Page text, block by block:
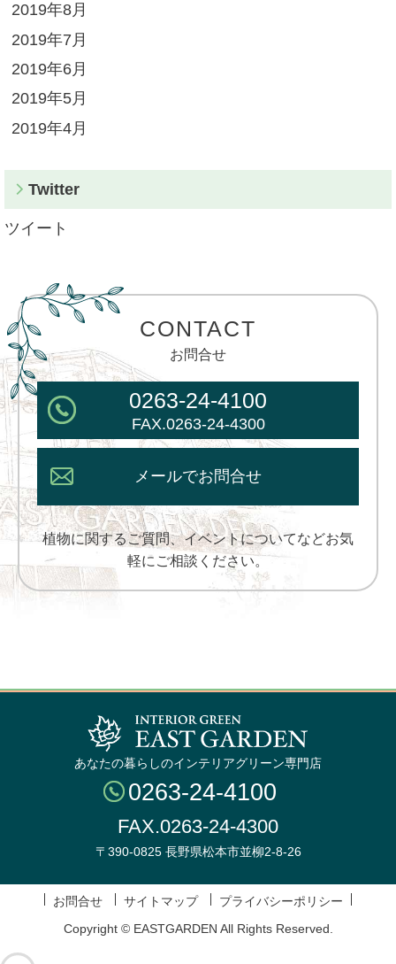
2019年8月
2019年7月
2019年6月
2019年5月
2019年4月
Twitter
ツイート
CONTACT
お問合せ
0263-24-4100
FAX.0263-24-4300
メールでお問合せ
植物に関するご質問、イベントについてなどお気
軽にご相談ください。
あなたの暮らしのインテリアグリーン専門店
0263-24-4100
FAX.0263-24-4300
〒390-0825 長野県松本市並柳2-8-26
お問合せ サイトマップ
プライバシーポリシー
Copyright © EASTGARDEN All Rights Reserved.